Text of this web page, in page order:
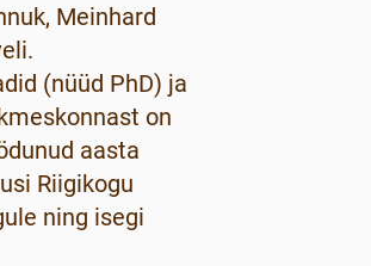
Meinhard
(nüüd PhD) ja
on
aasta
Riigikogu
ning isegi